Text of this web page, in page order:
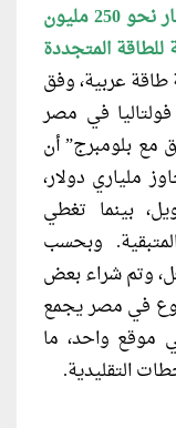
نحو 250 مليون
المتجددة
طاقة عربية، وفق
في مصر
مع بلومبرج” أن
ملياري دولار،
من التمويل، بينما تغطي
وبحسب
وتم شراء بعض
في مصر يجمع
موقع واحد، ما
التقليدية.